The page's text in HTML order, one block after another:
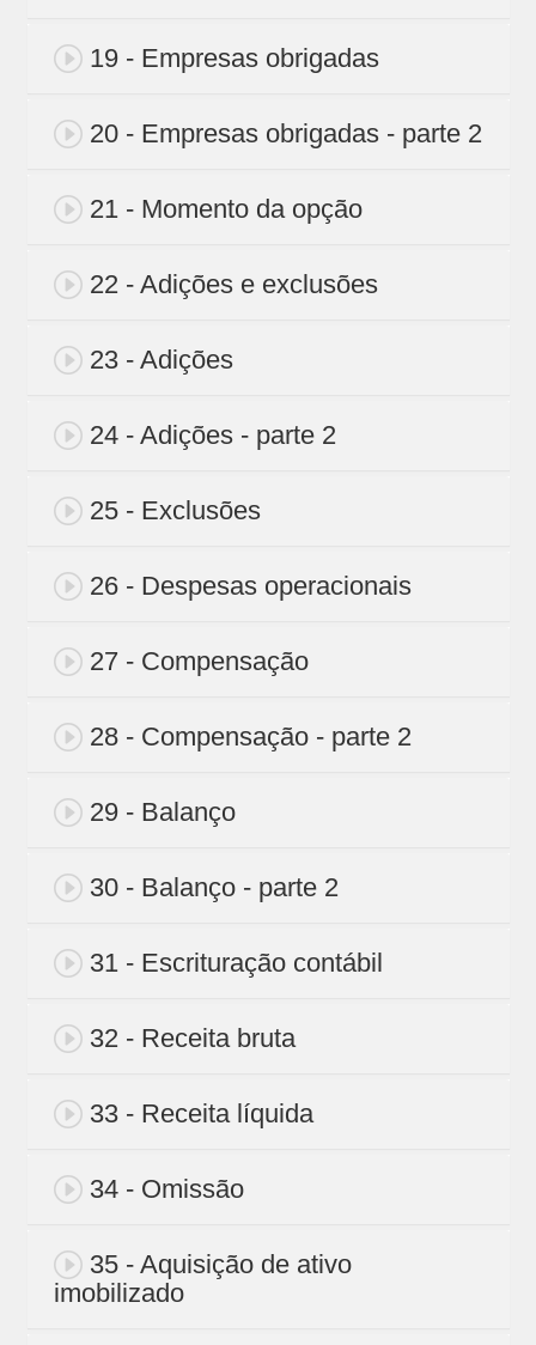
19 - Empresas obrigadas
20 - Empresas obrigadas - parte 2
21 - Momento da opção
22 - Adições e exclusões
23 - Adições
24 - Adições - parte 2
25 - Exclusões
26 - Despesas operacionais
27 - Compensação
28 - Compensação - parte 2
29 - Balanço
30 - Balanço - parte 2
31 - Escrituração contábil
32 - Receita bruta
33 - Receita líquida
34 - Omissão
35 - Aquisição de ativo
imobilizado